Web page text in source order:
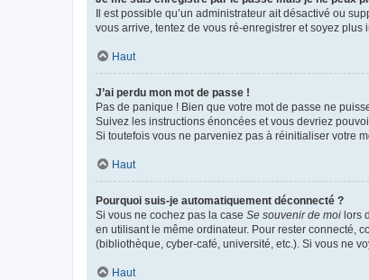
Il est possible qu’un administrateur ait désactivé ou
vous arrive, tentez de vous ré-enregistrer et soyez plus
Haut
J’ai perdu mon mot de passe !
Pas de panique ! Bien que votre mot de passe ne
Suivez les instructions énoncées et vous devriez
Si toutefois vous ne parveniez pas à réinitialiser votre
Haut
Pourquoi suis-je automatiquement déconnecté ?
Si vous ne cochez pas la case Se souvenir de moi lors
en utilisant le même ordinateur. Pour rester connecté,
(bibliothèque, cyber-café, université, etc.). Si vous ne
Haut